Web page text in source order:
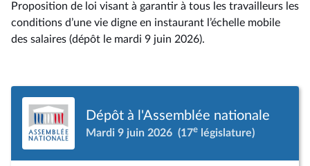
Proposition de loi visant à garantir à tous les travailleurs les
conditions d’une vie digne en instaurant l’échelle mobile
des salaires (dépôt le mardi 9 juin 2026).
Dépôt à l'Assemblée nationale
Mardi 9 juin 2026 (17e législature)